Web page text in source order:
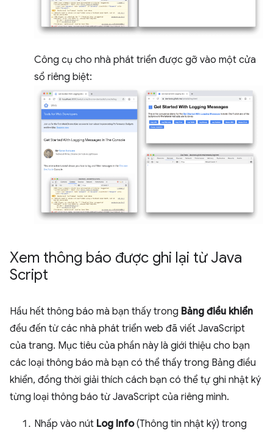
Công cụ cho nhà phát triển được gỡ vào một cửa
sổ riêng biệt:
Xem thông báo được ghi lại từ Java
Script
Hầu hết thông báo mà bạn thấy trong Bảng điều khiển
đều đến từ các nhà phát triển web đã viết JavaScript
của trang. Mục tiêu của phần này là giới thiệu cho bạn
các loại thông báo mà bạn có thể thấy trong Bảng điều
khiển, đồng thời giải thích cách bạn có thể tự ghi nhật ký
từng loại thông báo từ JavaScript của riêng mình.
Nhấp vào nút Log Info(Thông tin nhật ký) trong